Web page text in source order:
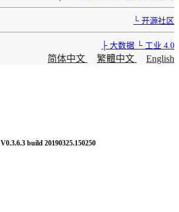
└ 开源社区
├ 大数据 └ 工业 4.0
简体中文 繁體中文 English
V0.3.6.3 build 20190325.150250